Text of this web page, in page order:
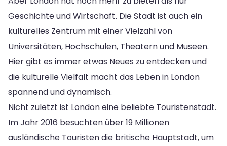
Geschichte und Wirtschaft. Die Stadt ist auch ein
kulturelles Zentrum mit einer Vielzahl von
Universitäten, Hochschulen, Theatern und Museen.
Hier gibt es immer etwas Neues zu entdecken und
die kulturelle Vielfalt macht das Leben in London
spannend und dynamisch.
Nicht zuletzt ist London eine beliebte Touristenstadt.
Im Jahr 2016 besuchten über 19 Millionen
ausländische Touristen die britische Hauptstadt, um